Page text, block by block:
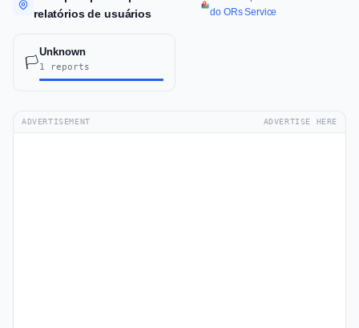
relatórios de usuários
do ORs Service
🏳️
Unknown
1 reports
ADVERTISEMENT ADVERTISE HERE